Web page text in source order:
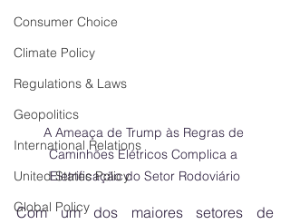
Consumer Choice
Climate Policy
Regulations & Laws
Geopolitics
International Relations
United States Policy
Global Policy
A Ameaça de Trump às Regras de
Caminhões Elétricos Complica a
Eletrificação do Setor Rodoviário
Com um dos maiores setores de